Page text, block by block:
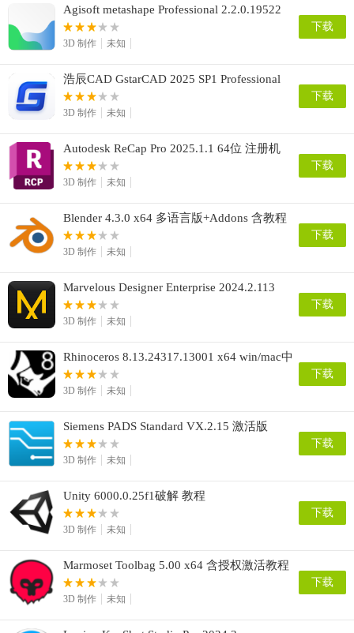
Agisoft metashape Professional 2.2.0.19522
x64 / 1.7.1
3D 制作 未知
下载
浩辰CAD GstarCAD 2025 SP1 Professional
x64专业版授权
3D 制作 未知
下载
Autodesk ReCap Pro 2025.1.1 64位 注册机
安装激活教程
3D 制作 未知
下载
Blender 4.3.0 x64 多语言版+Addons 含教程
3D 制作 未知
下载
Marvelous Designer Enterprise 2024.2.113
(x64) 中文激活版
3D 制作 未知
下载
Rhinoceros 8.13.24317.13001 x64 win/mac中
文激活版
3D 制作 未知
下载
Siemens PADS Standard VX.2.15 激活版
3D 制作 未知
下载
Unity 6000.0.25f1破解 教程
3D 制作 未知
下载
Marmoset Toolbag 5.00 x64 含授权激活教程
3D 制作 未知
下载